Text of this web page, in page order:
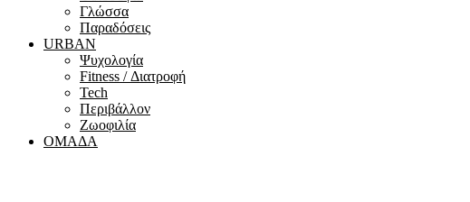
Γλώσσα
Παραδόσεις
URBAN
Ψυχολογία
Fitness / Διατροφή
Tech
Περιβάλλον
Ζωοφιλία
ΟΜΑΔΑ